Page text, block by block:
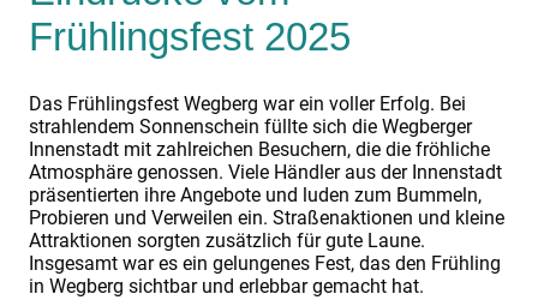
Frühlingsfest 2025
Das Frühlingsfest Wegberg war ein voller Erfolg. Bei
strahlendem Sonnenschein füllte sich die Wegberger
Innenstadt mit zahlreichen Besuchern, die die fröhliche
Atmosphäre genossen. Viele Händler aus der Innenstadt
präsentierten ihre Angebote und luden zum Bummeln,
Probieren und Verweilen ein. Straßenaktionen und kleine
Attraktionen sorgten zusätzlich für gute Laune.
Insgesamt war es ein gelungenes Fest, das den Frühling
in Wegberg sichtbar und erlebbar gemacht hat.